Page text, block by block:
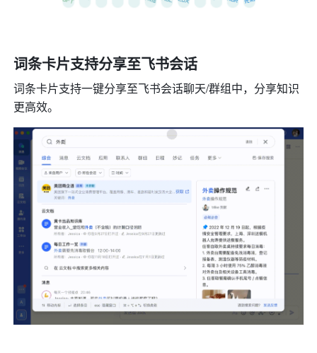
词条卡片支持分享至飞书会话
词条卡片支持一键分享至飞书会话聊天/群组中，分享知识
更高效。